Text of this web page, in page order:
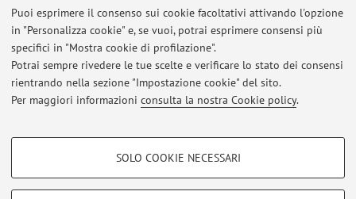
Puoi esprimere il consenso sui cookie facoltativi attivando l'opzione
in "Personalizza cookie" e, se vuoi, potrai esprimere consensi più
specifici in "Mostra cookie di profilazione".
Potrai sempre rivedere le tue scelte e verificare lo stato dei consensi
rientrando nella sezione "Impostazione cookie" del sito.
Per maggiori informazioni consulta la nostra Cookie policy.
COOKIE DI PROFILAZIONE - FACOLTATIVI
SOLO COOKIE NECESSARI
LEZIONI del 28 novembre
Pubblicato il: 21 novembre 2025
24 novembre Linguistica italiana e Lessicografia
Pubblicato il: 19 novembre 2025
Area riservata
Accedi tramiteloginper gestire tutti i contenuti del sito.